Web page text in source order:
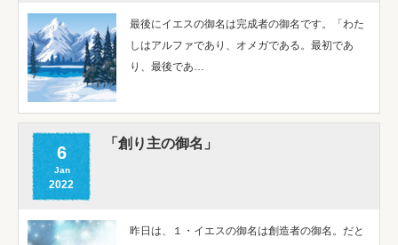
最後にイエスの御名は完成者の御名です。「わた
しはアルファであり、オメガである。最初であ
り、最後であ…
6
Jan
2022
「創り主の御名」
昨日は、１・イエスの御名は創造者の御名。だと